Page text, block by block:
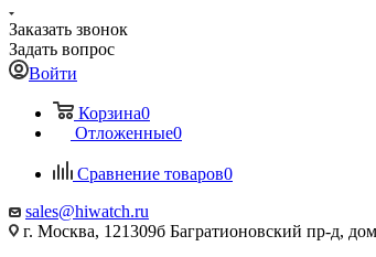
Заказать звонок
Задать вопрос
Войти
Корзина0
Отложенные0
Сравнение товаров0
sales@hiwatch.ru
г. Москва, 121309б Багратионовский пр-д,